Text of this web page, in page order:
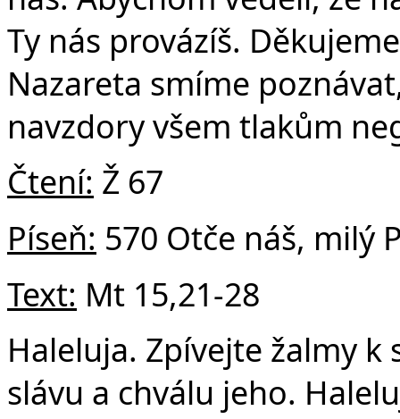
Ty nás provázíš.
Nazareta smíme
navzdory všem tlakům
Čtení: Ž 67
Píseň: 570 Otče náš, milý
Text: Mt 15,21-28
Haleluja. Zpívejte žalmy
slávu a chválu jeho.